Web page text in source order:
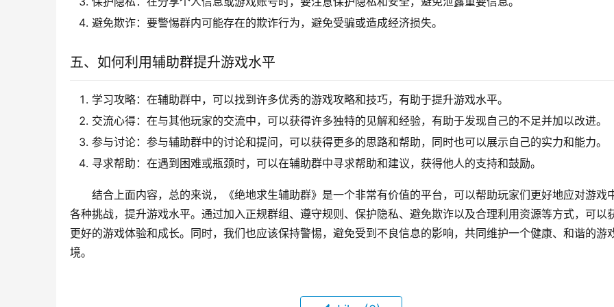
避免欺诈：要警惕群内可能存在的欺诈行为，避免受骗或造成经济损失。
五、如何利用辅助群提升游戏水平
学习攻略：在辅助群中，可以找到许多优秀的游戏攻略和技巧，有助于提升游戏水平。
交流心得：在与其他玩家的交流中，可以获得许多独特的见解和经验，有助于发现自己的不足并加以改进。
参与讨论：参与辅助群中的讨论和提问，可以获得更多的思路和帮助，同时也可以展示自己的实力和能力。
寻求帮助：在遇到困难或瓶颈时，可以在辅助群中寻求帮助和建议，获得他人的支持和鼓励。
结合上面内容，总的来说，《绝地求生辅助群》是一个非常有价值的平台，可以帮助玩家们更好地应对游戏
各种挑战，提升游戏水平。通过加入正规群组、遵守规则、保护隐私、避免欺诈以及合理利用资源等方式，可以
更好的游戏体验和成长。同时，我们也应该保持警惕，避免受到不良信息的影响，共同维护一个健康、和谐的游
境。